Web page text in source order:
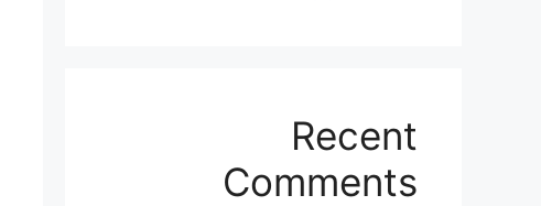
Recent
Comments